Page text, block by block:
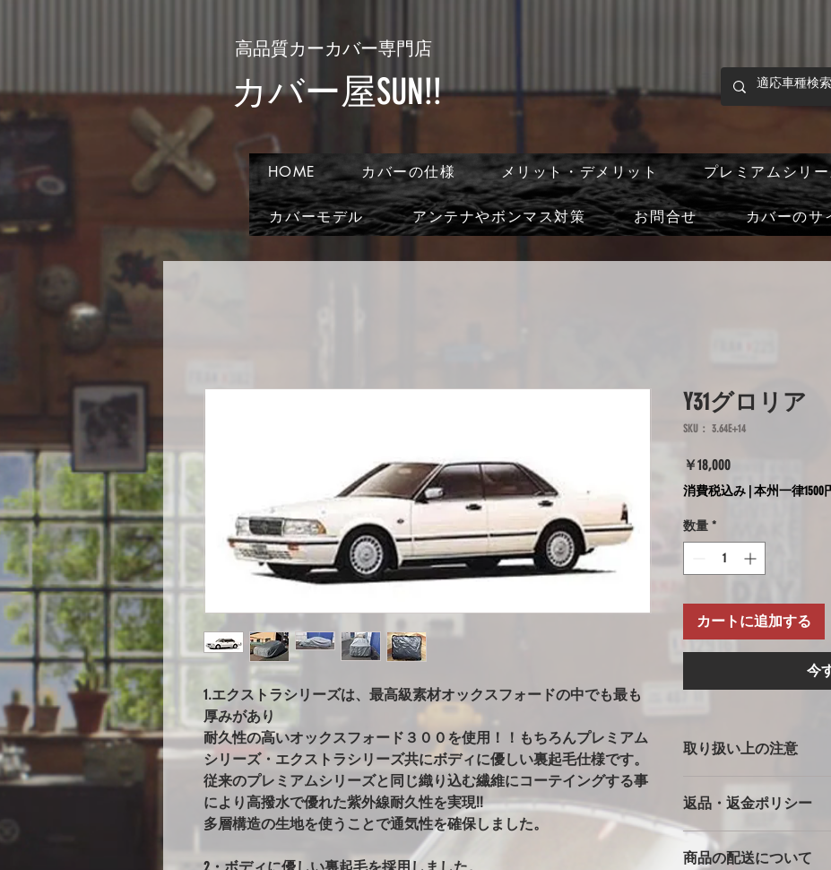
HOME カバーの仕様 メリット・デメリット プレミアムシリ
カバーモデル アンテナやボンマス対策 お問合せ カバーのサ
​高品質カーカバー専門店
​カバー屋SUN!!
1.エクストラシリーズは、最高級素材オックスフォードの中でも最も
厚みがあり
耐久性の高いオックスフォード３００を使用！！もちろんプレミアム
シリーズ・エクストラシリーズ共にボディに優しい裏起毛仕様です。
従来のプレミアムシリーズと同じ織り込む繊維にコーテイングする事
により高撥水で優れた紫外線耐久性を実現!!
多層構造の生地を使うことで通気性を確保しました。
Y31グロリア
SKU： 3.64E+14
￥18,000価
格
消費税込み 本州一律
数量 *
カートに追加する
今
取り扱い上の注意
※強風での使用の注意
バタ付きが大きいと擦れ
っかりとストラップをし
風の時は、ホイール部分
返品・返金ポリシー
カバーは消耗品です。使
返品返金は対応できませ
商品の配送について